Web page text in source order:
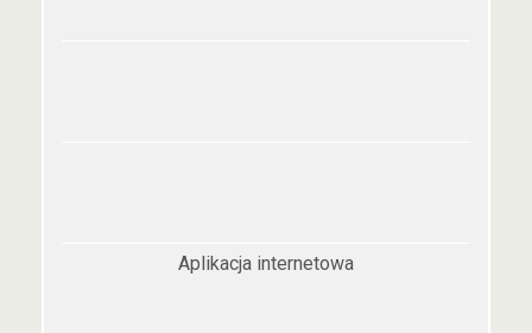
Aplikacja internetowa